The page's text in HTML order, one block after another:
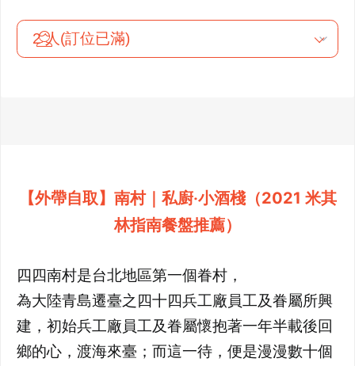
【外帶自取】南村｜私廚‧小酒棧（2021 米其
林指南餐盤推薦）
四四南村是台北地區第一個眷村，
為大陸青島遷臺之四十四兵工廠員工及眷屬所興
建，初始兵工廠員工及眷屬懷抱著一年半載後回
鄉的心，渡海來臺；而這一待，便是漫漫數十個